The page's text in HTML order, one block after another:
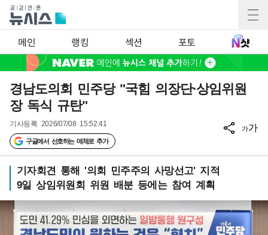
메인 랭킹 섹션 포토
경남도의회 민주당 "국힘 의장단·상임위원
장 독식 규탄"
기사등록 2026/07/08 15:52:41
구글에서 선호하는 매체로 추가
가가
기자회견 통해 '의회 민주주의 사망선고' 지적
9일 상임위원회 위원 배분 등에는 참여 계획